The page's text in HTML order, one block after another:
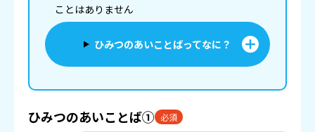
ことはありません
ひみつのあいことばってなに？
ひみつのあいことば① 必須